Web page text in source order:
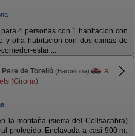
4 personas con 1 habitacion con
y otra habitacion con dos camas de
estar ...
Pere de Torelló (Barcelona)
a
(Girona)
la montaña (sierra del Collsacabra)
protegido. Enclavada a casi 900 m.